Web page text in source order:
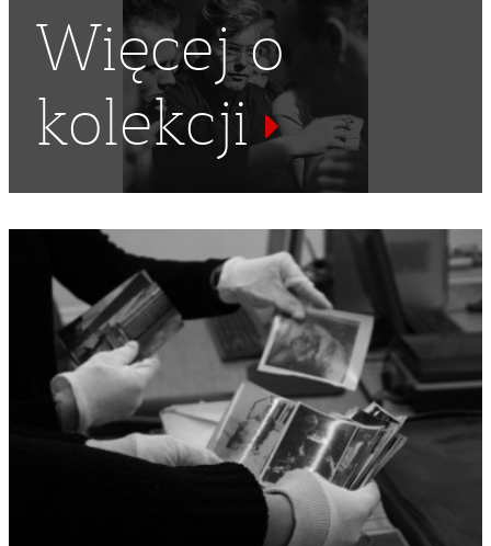
OKULARY PAPIEROSY, PALENIE ,PAPIEROS, KAPELUSZ
HUTNICTWO METALURGIA,PRZEMYSŁ CIĘŻKI
Więcej o
kolekcji